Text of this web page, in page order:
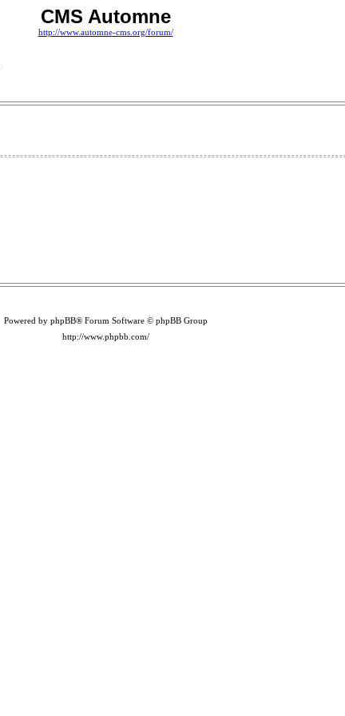
CMS Automne
http://www.automne-cms.org/forum/
Powered by phpBB® Forum Software © phpBB Group
http://www.phpbb.com/